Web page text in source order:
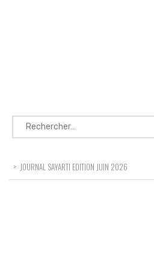
Rechercher :
> JOURNAL SAYARTI EDITION JUIN 2026